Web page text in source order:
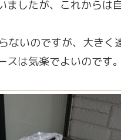
したが、これからは
ないのですが、大き
は気楽でよいのです。